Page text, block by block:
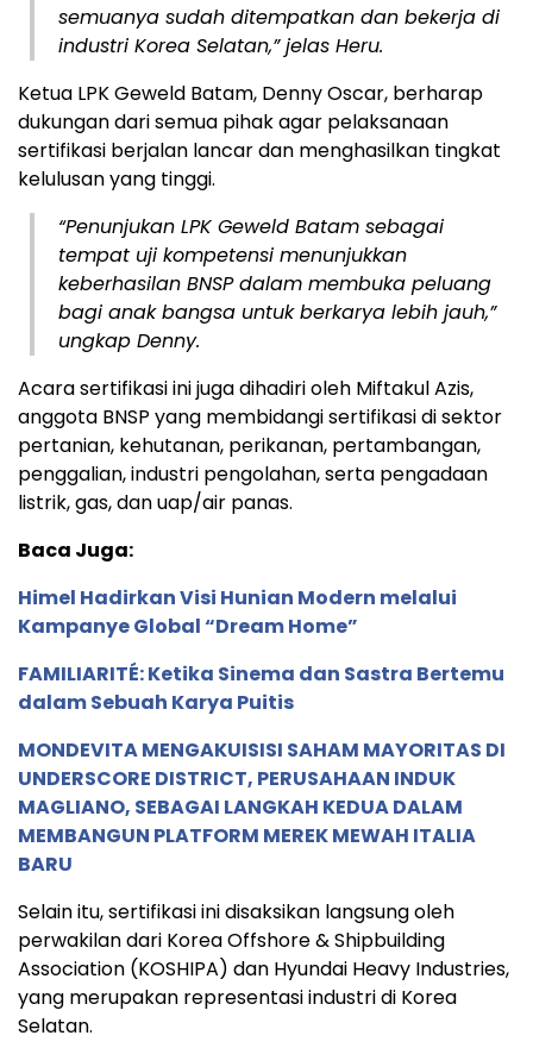
semuanya sudah ditempatkan dan bekerja di
industri Korea Selatan,” jelas Heru.
Ketua LPK Geweld Batam, Denny Oscar, berharap
dukungan dari semua pihak agar pelaksanaan
sertifikasi berjalan lancar dan menghasilkan tingkat
kelulusan yang tinggi.
“Penunjukan LPK Geweld Batam sebagai
tempat uji kompetensi menunjukkan
keberhasilan BNSP dalam membuka peluang
bagi anak bangsa untuk berkarya lebih jauh,”
ungkap Denny.
Acara sertifikasi ini juga dihadiri oleh Miftakul Azis,
anggota BNSP yang membidangi sertifikasi di sektor
pertanian, kehutanan, perikanan, pertambangan,
penggalian, industri pengolahan, serta pengadaan
listrik, gas, dan uap/air panas.
Baca Juga:
Himel Hadirkan Visi Hunian Modern melalui
Kampanye Global “Dream Home”
FAMILIARITÉ: Ketika Sinema dan Sastra Bertemu
dalam Sebuah Karya Puitis
MONDEVITA MENGAKUISISI SAHAM MAYORITAS DI
UNDERSCORE DISTRICT, PERUSAHAAN INDUK
MAGLIANO, SEBAGAI LANGKAH KEDUA DALAM
MEMBANGUN PLATFORM MEREK MEWAH ITALIA
BARU
Selain itu, sertifikasi ini disaksikan langsung oleh
perwakilan dari Korea Offshore & Shipbuilding
Association (KOSHIPA) dan Hyundai Heavy Industries,
yang merupakan representasi industri di Korea
Selatan.